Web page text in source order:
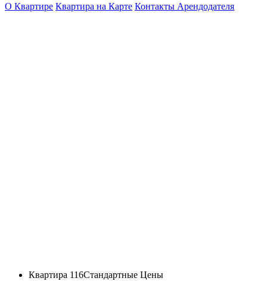
О Квартире Квартира на Карте Контакты Арендодателя
Квартира 116Стандартные Цены